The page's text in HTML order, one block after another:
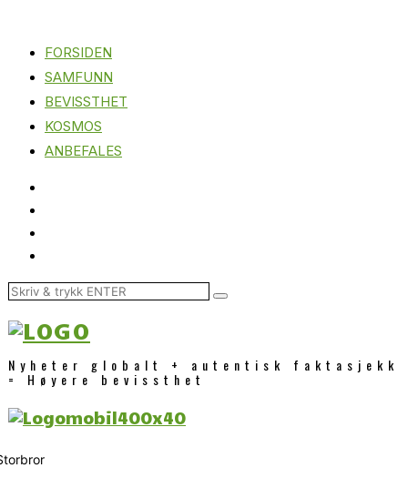
FORSIDEN
SAMFUNN
BEVISSTHET
KOSMOS
ANBEFALES
Nyheter globalt + autentisk faktasjekk
= Høyere bevissthet